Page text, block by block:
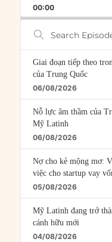
RATE
00:00
Search
Episodes
Giai đoạn tiếp theo
của Trung Quốc
06/08/2026
Nỗ lực âm thầm của
Mỹ Latinh
06/08/2026
Nợ cho kẻ mộng mơ:
việc cho startup vay
05/08/2026
Mỹ Latinh đang trở
cánh hữu mới
04/08/2026